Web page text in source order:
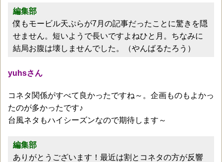
編集部
僕もモービル天ぷらが7月の記事だったことに驚きを隠
せません。短いようで長いですよねひと月。ちなみに
結局お腹は壊しませんでした。（やんばるたろう）
yuhsさん
コネタ関係がすべて良かったですね～。企画ものもよかっ
たのが多かったです♪
台風ネタもハイシーズンなので期待します～
編集部
ありがとうございます！最近は割とコネタの方が反響